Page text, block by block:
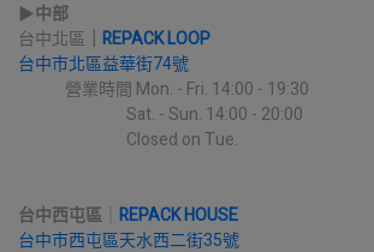
▶︎中部
台中北區
REPACK LOOP
台中市北區益華街74號
營業時間 Mon. - Fri. 14:00 - 19:30
Sat. - Sun. 14:00 - 20:00
Closed on Tue.
台中西屯區
REPACK HOUSE
台中市西屯區天水西二街35號